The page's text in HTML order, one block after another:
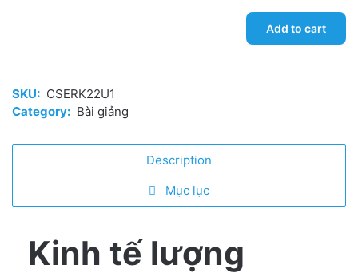
lượng
đánh
quantity
Add to cart
SKU: CSERK22U1
Category: Bài giảng
Description
Mục lục
Kinh tế lượng